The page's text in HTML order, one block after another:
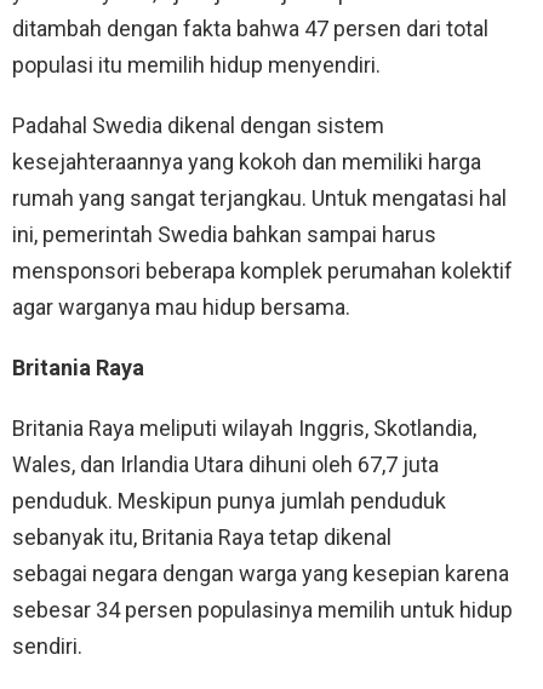
ditambah dengan fakta bahwa 47 persen dari total
populasi itu memilih hidup menyendiri.
Padahal Swedia dikenal dengan sistem
kesejahteraannya yang kokoh dan memiliki harga
rumah yang sangat terjangkau. Untuk mengatasi hal
ini, pemerintah Swedia bahkan sampai harus
mensponsori beberapa komplek perumahan kolektif
agar warganya mau hidup bersama.
Britania Raya
Britania Raya meliputi wilayah Inggris, Skotlandia,
Wales, dan Irlandia Utara dihuni oleh 67,7 juta
penduduk. Meskipun punya jumlah penduduk
sebanyak itu, Britania Raya tetap dikenal
sebagai negara dengan warga yang kesepian karena
sebesar 34 persen populasinya memilih untuk hidup
sendiri.